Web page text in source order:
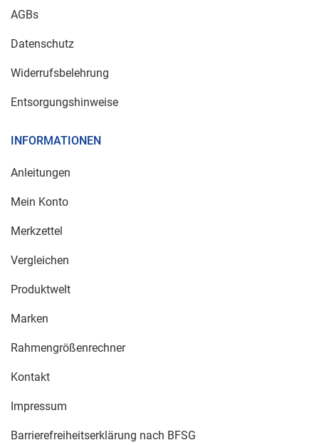
AGBs
Datenschutz
Widerrufsbelehrung
Entsorgungshinweise
INFORMATIONEN
Anleitungen
Mein Konto
Merkzettel
Vergleichen
Produktwelt
Marken
Rahmengrößenrechner
Kontakt
Impressum
Barrierefreiheitserklärung nach BFSG